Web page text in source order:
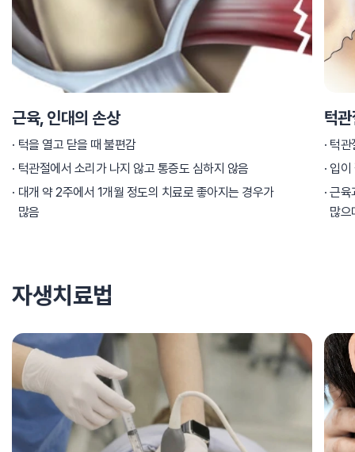
근육, 인대의 손상
턱을 열고 닫을 때 불편감
턱관절에서 소리가 나지 않고 통증도 심하지 않음
대개 약 2주에서 1개월 정도의 치료로 좋아지는 경우가
많음
턱
턱관
입이
근육
많으
자생치료법